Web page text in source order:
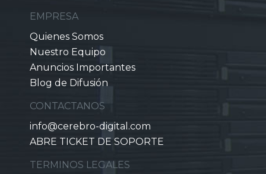
EMPRESA
Quienes Somos
Nuestro Equipo
Anuncios Importantes
Blog de Difusión
CONTACTANOS
info@cerebro-digital.com
ABRE TICKET DE SOPORTE
TERMINOS LEGALES